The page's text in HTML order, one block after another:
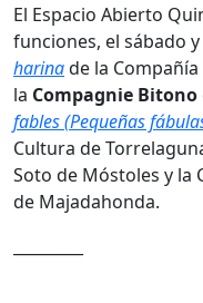
El Espacio Abierto
funciones, el sábado
harinade la Compañía
la Compagnie Bitono
fables (Pequeñas
Cultura de
Soto de Móstoles y la
de Majadahonda.